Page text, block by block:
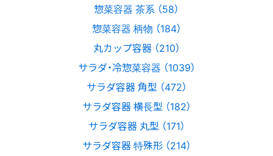
惣菜容器 茶系 （58）
惣菜容器 柄物 （184）
丸カップ容器 （210）
サラダ・冷惣菜容器 （1039）
サラダ容器 角型 （472）
サラダ容器 横長型 （182）
サラダ容器 丸型 （171）
サラダ容器 特殊形 （214）